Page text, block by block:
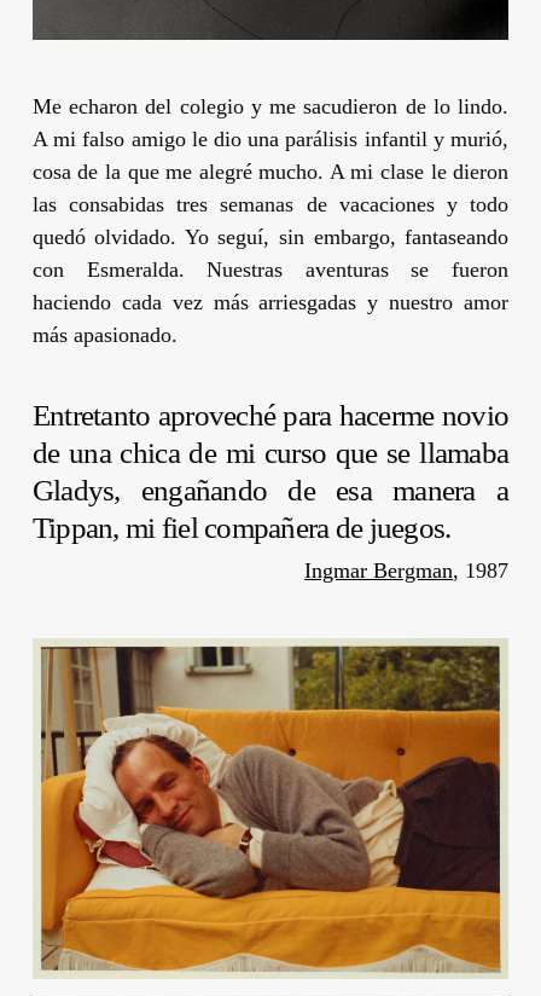
Me echaron del colegio y me sacudieron de lo lindo.
A mi falso amigo le dio una parálisis infantil y murió,
cosa de la que me alegré mucho. A mi clase le dieron
las consabidas tres semanas de vacaciones y todo
quedó olvidado. Yo seguí, sin embargo, fantaseando
con Esmeralda. Nuestras aventuras se fueron
haciendo cada vez más arriesgadas y nuestro amor
más apasionado.
Entretanto aproveché para hacerme novio
de una chica de mi curso que se llamaba
Gladys, engañando de esa manera a
Tippan, mi fiel compañera de juegos.
Ingmar Bergman, 1987